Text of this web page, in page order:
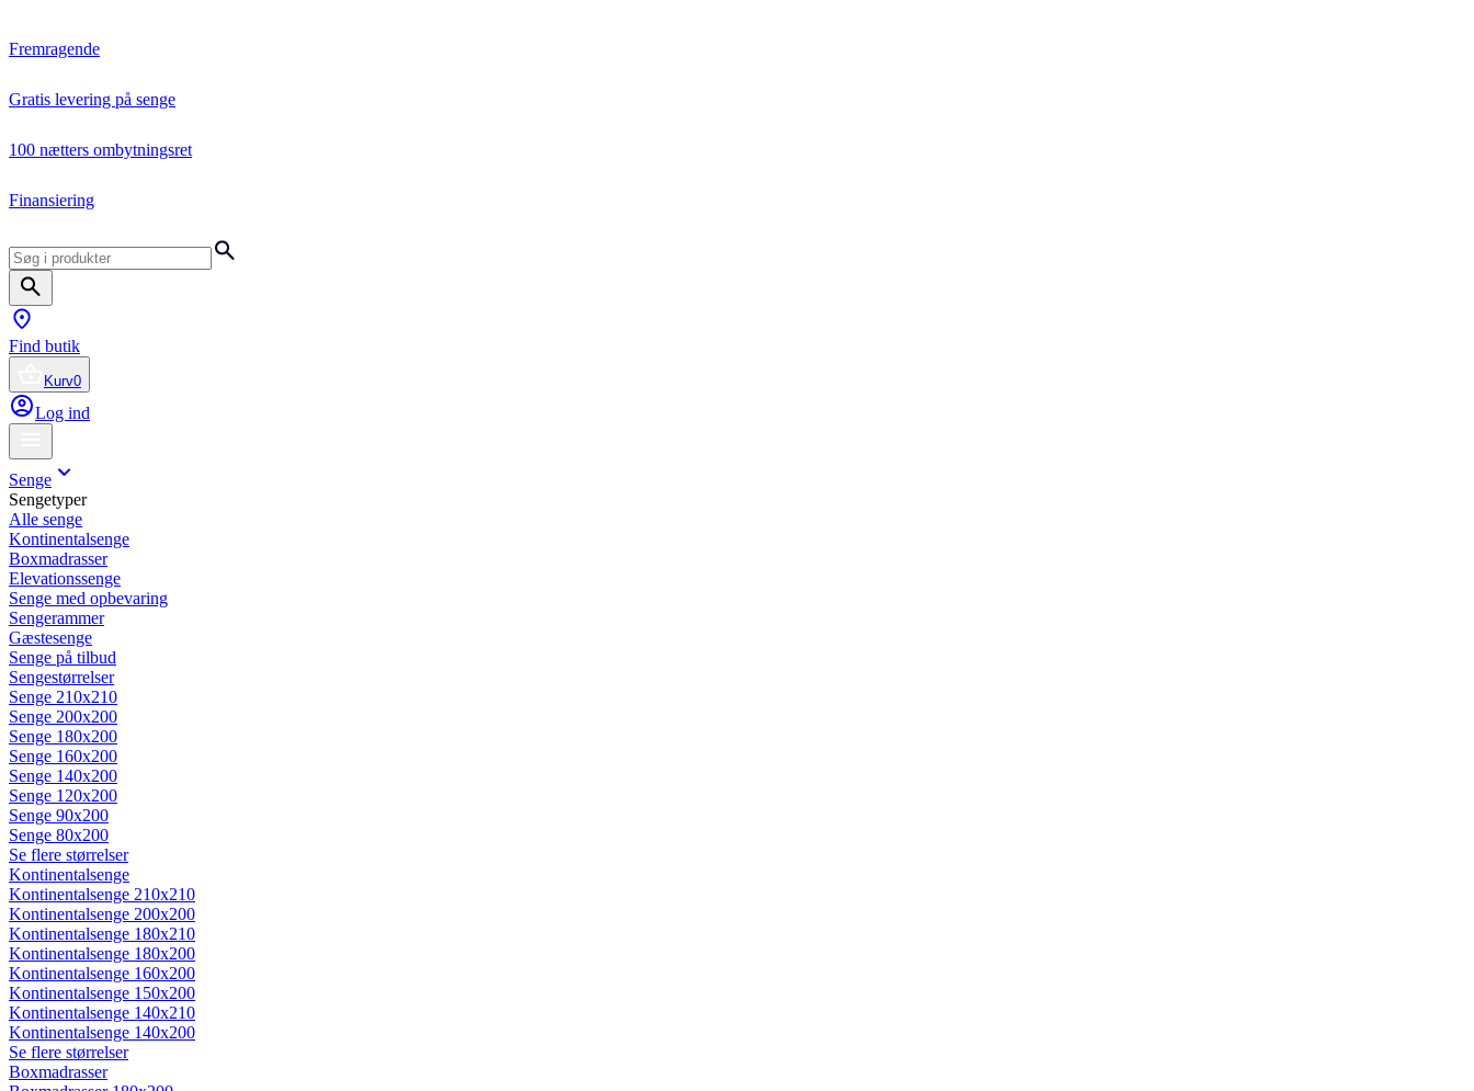
Fremragende
Gratis levering på senge
100 nætters ombytningsret
Finansiering
Find butik
Kurv0
Log ind
Senge
Sengetyper
Alle senge
Kontinentalsenge
Boxmadrasser
Elevationssenge
Senge med opbevaring
Sengerammer
Gæstesenge
Senge på tilbud
Sengestørrelser
Senge 210x210
Senge 200x200
Senge 180x200
Senge 160x200
Senge 140x200
Senge 120x200
Senge 90x200
Senge 80x200
Se flere størrelser
Kontinentalsenge
Kontinentalsenge 210x210
Kontinentalsenge 200x200
Kontinentalsenge 180x210
Kontinentalsenge 180x200
Kontinentalsenge 160x200
Kontinentalsenge 150x200
Kontinentalsenge 140x210
Kontinentalsenge 140x200
Se flere størrelser
Boxmadrasser